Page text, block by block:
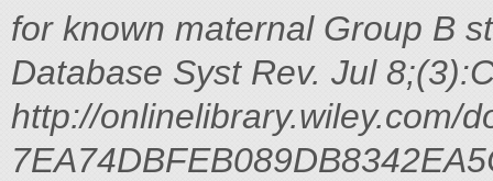
for known maternal Group B
Database Syst Rev. Jul
http://onlinelibrary.wiley.com/